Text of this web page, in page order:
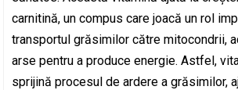
carnitină, un compus care joacă un rol
transportul grăsimilor către mitocondrii,
arse pentru a produce energie. Astfel,
sprijină procesul de ardere a grăsimilor,